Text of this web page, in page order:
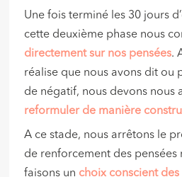
Une fois terminé les 30 jours
cette deuxième phase nous
directement sur nos pensées.
réalise que nous avons dit ou
de négatif, nous devons nous
reformuler de manière
A ce stade, nous arrêtons le
de renforcement des pensées
faisons un choix conscient